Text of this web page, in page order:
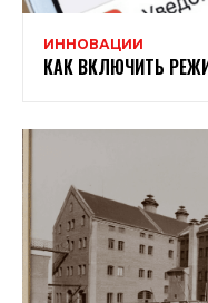
ИННОВАЦИИ
КАК ВКЛЮЧИТЬ